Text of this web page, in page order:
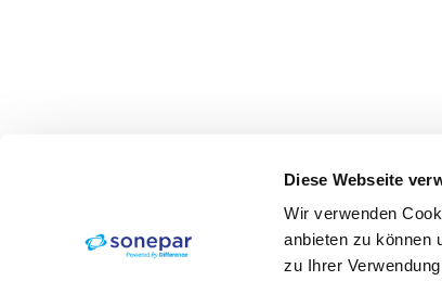
Diese Webseite
Wir verwenden
anbieten zu können
zu Ihrer